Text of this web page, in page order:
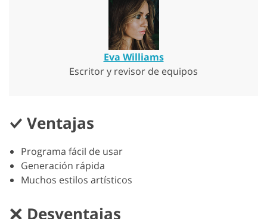
Eva Williams
Escritor y revisor de equipos
Ventajas
Programa fácil de usar
Generación rápida
Muchos estilos artísticos
Desventajas